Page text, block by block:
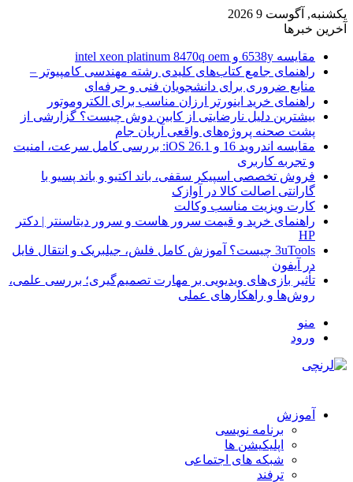
یکشنبه, آگوست 9 2026
آخرین خبرها
مقایسه 6538y و intel xeon platinum 8470q oem
راهنمای جامع کتاب‌های کلیدی رشته مهندسی کامپیوتر –
منابع ضروری برای دانشجویان فنی و حرفه‌ای
راهنمای خرید اینورتر ارزان مناسب برای الکتروموتور
بیشترین دلیل نارضایتی از کابین دوش چیست؟ گزارشی از
پشت صحنه پروژه‌های واقعی آریان جام
مقایسه اندروید 16 و iOS 26.1: بررسی کامل سرعت، امنیت
و تجربه کاربری
فروش تخصصی اسپیکر سقفی، باند اکتیو و باند پسیو با
گارانتی اصالت کالا در آوازک
کارت ویزیت مناسب وکالت
راهنمای خرید و قیمت سرور هاست و سرور دیتاسنتر | دکتر
HP
3uTools چیست؟ آموزش کامل فلش، جیلبریک و انتقال فایل
در آیفون
تأثیر بازی‌های ویدیویی بر مهارت تصمیم‌گیری؛ بررسی علمی،
روش‌ها و راهکارهای عملی
منو
ورود
آموزش
برنامه نویسی
اپلیکیشن ها
شبکه های اجتماعی
ترفند